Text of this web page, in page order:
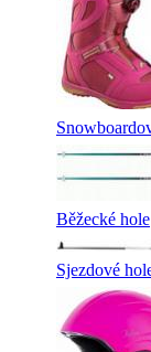
Běžecké hole
Sjezdové